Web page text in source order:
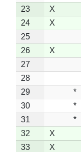
23
X
24
X
25
26
X
27
28
29
*
30
*
31
*
32
X
33
X